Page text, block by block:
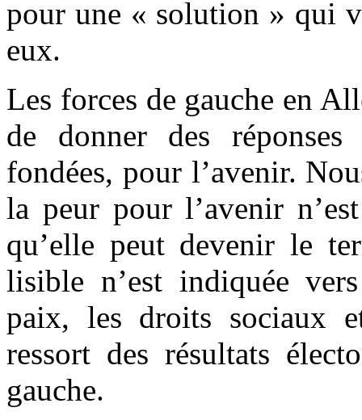
pour une « solution » qui
eux.
Les forces de gauche en
de donner des
fondées, pour l’avenir.
la peur pour l’avenir
qu’elle peut devenir le
lisible n’est indiquée
paix, les droits sociaux
ressort des résultats
gauche.